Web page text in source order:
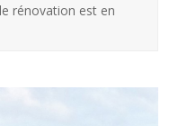
rénovation est en